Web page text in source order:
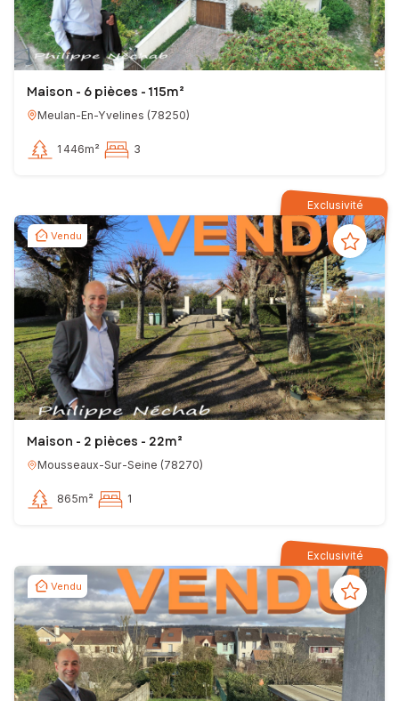
Maison - 6 pièces - 115m²
Meulan-En-Yvelines (78250)
1 446m² 3
Exclusivité
Vendu
Maison - 2 pièces - 22m²
Mousseaux-Sur-Seine (78270)
865m² 1
Exclusivité
Vendu